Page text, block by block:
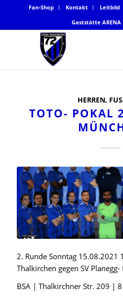
Fan-Shop Kontakt Leitbild
Gaststätte ARENA
HERREN,
TOTO- POKAL
2. Runde Sonntag 15.08.2021
Thalkirchen gegen SV
BSA | Thalkirchner Str. 209 |